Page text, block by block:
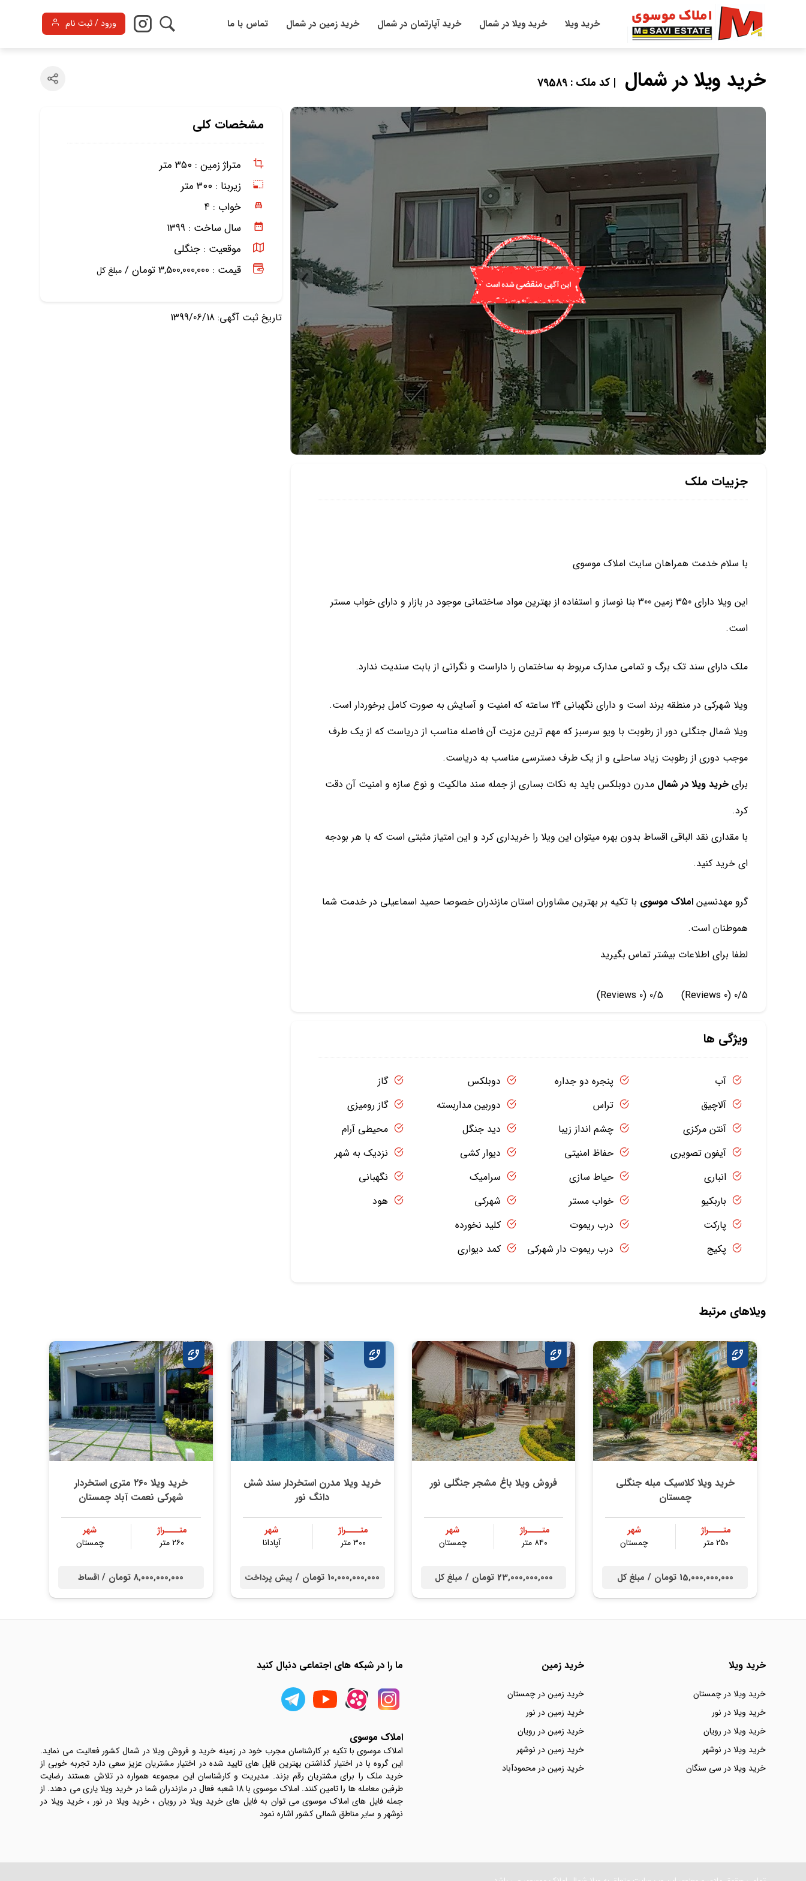
خرید ویلا خرید ویلا در شمال خرید آپارتمان در شمال خرید زمین در شمال تماس با ما ورود / ثبت نام
خرید ویلا در شمال | کد ملک : 79589
مشخصات کلی
متراژ زمین : ۳۵۰ متر
زیربنا : ۳۰۰ متر
خواب : ۴
سال ساخت : ۱۳۹۹
موقعیت : جنگلی
قیمت : 3,500,000,000 تومان /
مبلغ کل
تاریخ ثبت آگهی: 1399/06/18
جزییات ملک
با سلام خدمت همراهان سایت املاک موسوی
این ویلا دارای 350 زمین 300 بنا نوساز و استفاده از بهترین مواد ساختمانی موجود در بازار و دارای خواب مستر
است.
ملک دارای سند تک برگ و تمامی مدارک مربوط به ساختمان را داراست و نگرانی از بابت سندیت ندارد.
ویلا شهرکی در منطقه برند است و دارای نگهبانی 24 ساعته که امنیت و آسایش به صورت کامل برخوردار است.
ویلا شمال جنگلی دور از رطوبت با ویو سرسبز که مهم ترین مزیت آن فاصله مناسب از دریاست که از یک طرف
موجب دوری از رطوبت زیاد ساحلی و از یک طرف دسترسی مناسب به دریاست.
برای خرید ویلا در شمال مدرن دوبلکس باید به نکات بساری از جمله سند مالکیت و نوع سازه و امنیت آن دقت
کرد.
با مقداری نقد الباقی اقساط بدون بهره میتوان این ویلا را خریداری کرد و این امتیاز مثبتی است که با هر بودجه
ای خرید کنید.
گرو مهدنسیناملاک موسوی با تکیه بر بهترین مشاوران استان مازندران خصوصا حمید اسماعیلی در خدمت شما
هموطنان است.
لطفا برای اطلاعات بیشتر تماس بگیرید
0/5
(0 Reviews)
0/5
(0 Reviews)
ویژگی ها
آب
آلاچیق
آنتن مرکزی
آیفون تصویری
انباری
باربکیو
پارکت
پکیج
پنجره دو جداره
تراس
چشم انداز زیبا
حفاظ امنیتی
حیاط سازی
خواب مستر
درب ریموت
درب ریموت دار شهرکی
دوبلکس
دوربین مداربسته
دید جنگل
دیوار کشی
سرامیک
شهرکی
کلید نخورده
کمد دیواری
گاز
گاز رومیزی
محیطی آرام
نزدیک به شهر
نگهبانی
هود
ویلاهای مرتبط
خرید ویلا کلاسیک مبله جنگلی
چمستان
متــــراژ
250 متر
شهر
چمستان
15,000,000,000 تومان / مبلغ کل
فروش ویلا باغ مشجر جنگلی نور
متــــراژ
۸۴۰ متر
شهر
چمستان
23,000,000,000 تومان / مبلغ کل
خرید ویلا مدرن استخردار سند شش
دانگ نور
متــــراژ
۳۰۰ متر
شهر
آپادانا
10,000,000,000 تومان / پیش پرداخت
خرید ویلا ۲۶۰ متری استخردار
شهرکی نعمت آباد چمستان
متــــراژ
۲۶۰ متر
شهر
چمستان
8,000,000,000 تومان / اقساط
خرید ویلا
خرید ویلا در چمستان
خرید ویلا در نور
خرید ویلا در رویان
خرید ویلا در نوشهر
خرید ویلا در سی سنگان
خرید زمین
خرید زمین در چمستان
خرید زمین در نور
خرید زمین در رویان
خرید زمین در نوشهر
خرید زمین در محمودآباد
ما را در شبکه های اجتماعی دنبال کنید
املاک موسوی
املاک موسوی با تکیه بر کارشناسان مجرب خود در زمینه خرید و فروش ویلا در شمال کشور فعالیت می نماید.
این گروه با در اختیار گذاشتن بهترین فایل های تایید شده در اختیار مشتریان عزیز سعی دارد تجربه خوبی از
خرید ملک را برای مشتریان رقم بزند. مدیریت و کارشناسان این مجموعه همواره در تلاش هستند رضایت
طرفین معامله ها را تامین کنند. املاک موسوی با 18 شعبه فعال در مازندران شما در خرید ویلا یاری می دهند. از
جمله فایل های املاک موسوی می توان به فایل های خرید ویلا در رویان ، خرید ویلا در نور ، خرید ویلا در
نوشهر و سایر مناطق شمالی کشور اشاره نمود